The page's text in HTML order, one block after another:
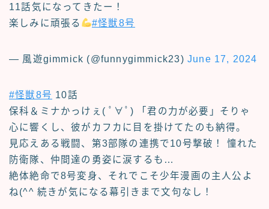
11話気になってきたー！
楽しみに頑張る
#怪獣8号
— 風遊gimmick (@funnygimmick23) June 17, 2024
#怪獣8号 10話
保科＆ミナかっけぇ( ﾟ∀ﾟ) 「君の力が必要」そりゃ
心に響くし、彼がカフカに目を掛けてたのも納得。
見応えある戦闘、第3部隊の連携で10号撃破！ 憧れた
防衛隊、仲間達の勇姿に涙するも…
絶体絶命で8号変身、それでこそ少年漫画の主人公よ
ね(^^ 続きが気になる幕引きまで文句なし！